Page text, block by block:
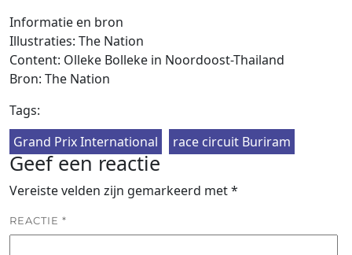
Informatie en bron
Illustraties: The Nation
Content: Olleke Bolleke in Noordoost-Thailand
Bron: The Nation
Tags:
Grand Prix International
race circuit Buriram
Geef een reactie
Vereiste velden zijn gemarkeerd met*
REACTIE *